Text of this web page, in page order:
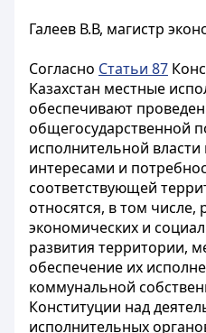
Галеев В.В, магистр
Согласно Статьи 87
Казахстан местные
обеспечивают
общегосударственной
исполнительной власти
интересами и
соответствующей
относятся, в том числе,
экономических и
развития территории,
обеспечение их
коммунальной
Конституции над
исполнительных